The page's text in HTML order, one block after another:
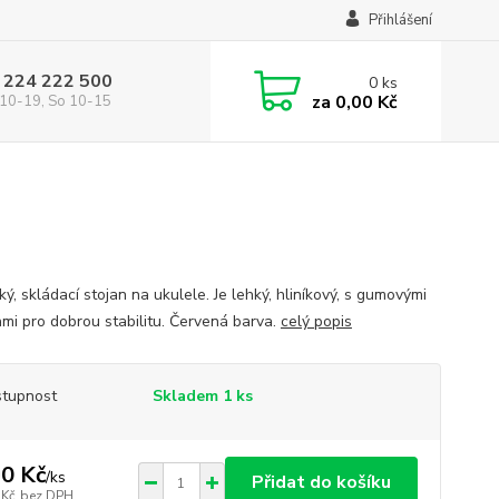
Přihlášení
222 500
19, So 10-15
0ks
za 0,00 Kč
skládací stojan na ukulele. Je lehký, hliníkový, s gumovými
pro dobrou stabilitu. Červená barva. celý popis
Skladem 1 ks
Kč/ks
bez DPH
Přidat do košíku